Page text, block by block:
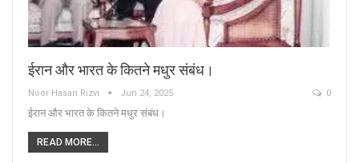
ईरान और भारत के कितने मधुर संबंध।
Noor Hasan Rizvi Jun 24, 2025 0
ईरान और भारत के कितने मधुर संबंध।
READ MORE...